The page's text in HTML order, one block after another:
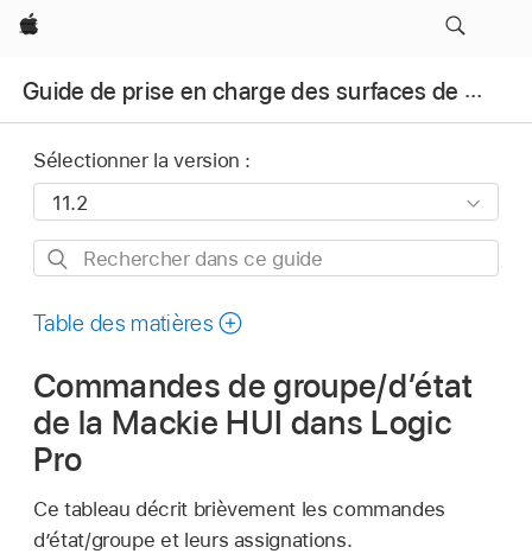
Apple
Guide de prise en charge des surfaces de contrôle pour Logic Pro
Sélectionner la version :
Rechercher
ce
Table des matières
Commandes de groupe/d’état
de la Mackie HUI dans Logic
Pro
Ce tableau décrit brièvement les commandes
d’état/groupe et leurs assignations.